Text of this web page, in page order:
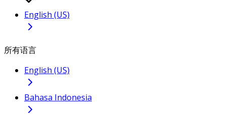
English (US)
所有语言
English (US)
Bahasa Indonesia